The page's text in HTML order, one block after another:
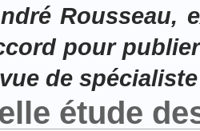
Rousseau,
pour
de
étude